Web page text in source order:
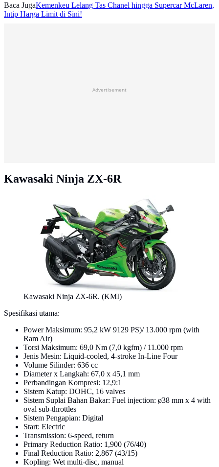
Baca JugaKemenkeu Lelang Tas Chanel hingga Supercar McLaren,
Intip Harga Limit di Sini!
Advertisement
Kawasaki Ninja ZX-6R
Kawasaki Ninja ZX-6R. (KMI)
Spesifikasi utama:
Power Maksimum: 95,2 kW 9129 PS)/ 13.000 rpm (with
Ram Air)
Torsi Maksimum: 69,0 Nm (7,0 kgfm) / 11.000 rpm
Jenis Mesin: Liquid-cooled, 4-stroke In-Line Four
Volume Silinder: 636 cc
Diameter x Langkah: 67,0 x 45,1 mm
Perbandingan Kompresi: 12,9:1
Sistem Katup: DOHC, 16 valves
Sistem Suplai Bahan Bakar: Fuel injection: ø38 mm x 4 with
oval sub-throttles
Sistem Pengapian: Digital
Start: Electric
Transmission: 6-speed, return
Primary Reduction Ratio: 1,900 (76/40)
Final Reduction Ratio: 2,867 (43/15)
Kopling: Wet multi-disc, manual